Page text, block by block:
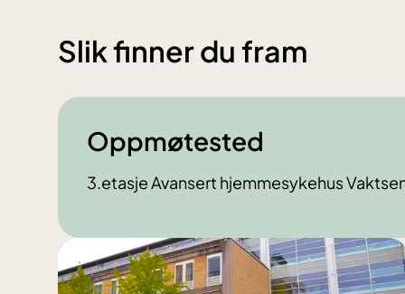
Slik finner du fram
Oppmøtested
3.etasje Avansert hjemmesykehus